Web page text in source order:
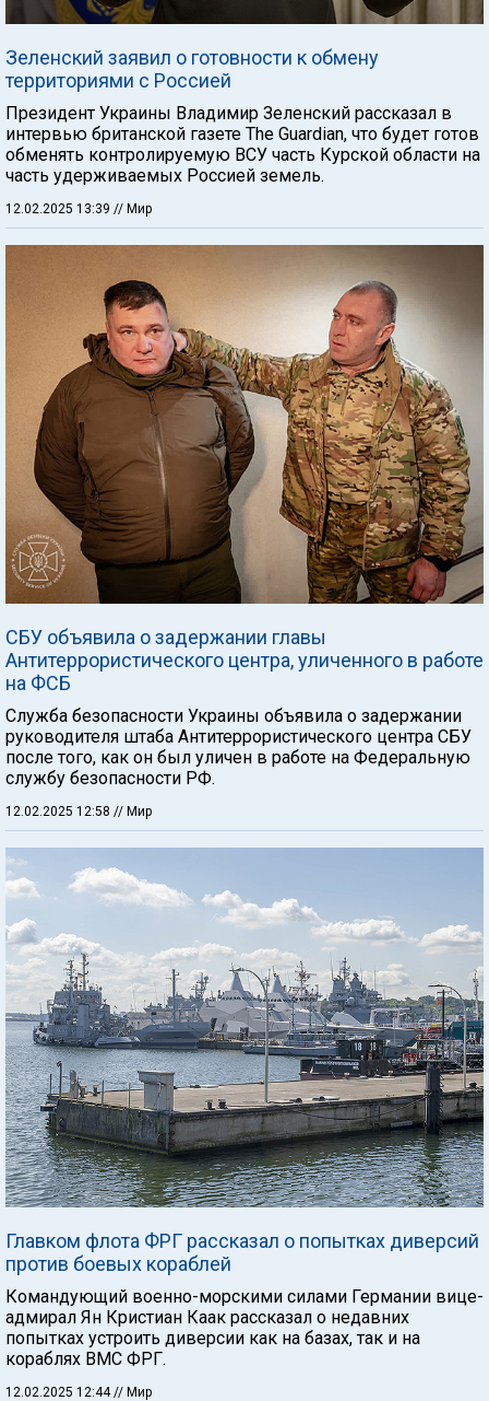
Зеленский заявил о готовности к обмену
территориями с Россией
Президент Украины Владимир Зеленский рассказал в
интервью британской газете The Guardian, что будет готов
обменять контролируемую ВСУ часть Курской области на
часть удерживаемых Россией земель.
12.02.2025 13:39 // Мир
СБУ объявила о задержании главы
Антитеррористического центра, уличенного в работе
на ФСБ
Служба безопасности Украины объявила о задержании
руководителя штаба Антитеррористического центра СБУ
после того, как он был уличен в работе на Федеральную
службу безопасности РФ.
12.02.2025 12:58 // Мир
Главком флота ФРГ рассказал о попытках диверсий
против боевых кораблей
Командующий военно-морскими силами Германии вице-
адмирал Ян Кристиан Каак рассказал о недавних
попытках устроить диверсии как на базах, так и на
кораблях ВМС ФРГ.
12.02.2025 12:44 // Мир